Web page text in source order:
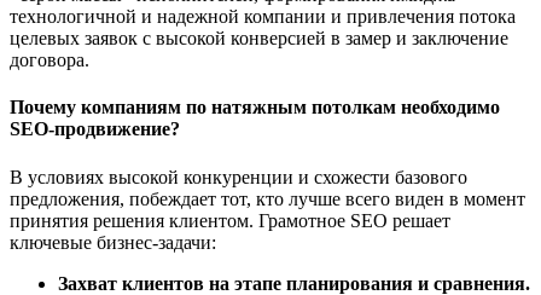
технологичной и надежной компании и привлечения потока
целевых заявок с высокой конверсией в замер и заключение
договора.
Почему компаниям по натяжным потолкам необходимо
SEO-продвижение?
В условиях высокой конкуренции и схожести базового
предложения, побеждает тот, кто лучше всего виден в момент
принятия решения клиентом. Грамотное SEO решает
ключевые бизнес-задачи:
Захват клиентов на этапе планирования и сравнения.